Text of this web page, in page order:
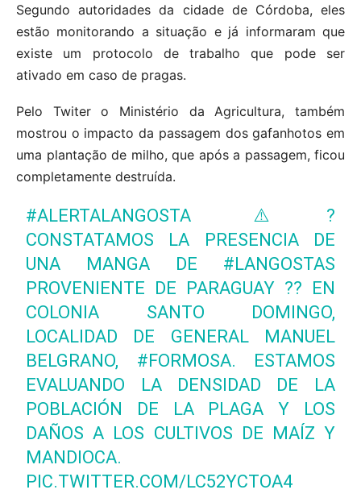
Segundo autoridades da cidade de Córdoba, eles
estão monitorando a situação e já informaram que
existe um protocolo de trabalho que pode ser
ativado em caso de pragas.
Pelo Twiter o Ministério da Agricultura, também
mostrou o impacto da passagem dos gafanhotos em
uma plantação de milho, que após a passagem, ficou
completamente destruída.
#ALERTALANGOSTA ⚠️?
CONSTATAMOS LA PRESENCIA DE
UNA MANGA DE #LANGOSTAS
PROVENIENTE DE PARAGUAY ?? EN
COLONIA SANTO DOMINGO,
LOCALIDAD DE GENERAL MANUEL
BELGRANO, #FORMOSA. ESTAMOS
EVALUANDO LA DENSIDAD DE LA
POBLACIÓN DE LA PLAGA Y LOS
DAÑOS A LOS CULTIVOS DE MAÍZ Y
MANDIOCA.
PIC.TWITTER.COM/LC52YCTOA4